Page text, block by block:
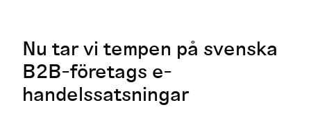
Nu tar vi tempen på svenska
B2B-företags e-
handelssatsningar